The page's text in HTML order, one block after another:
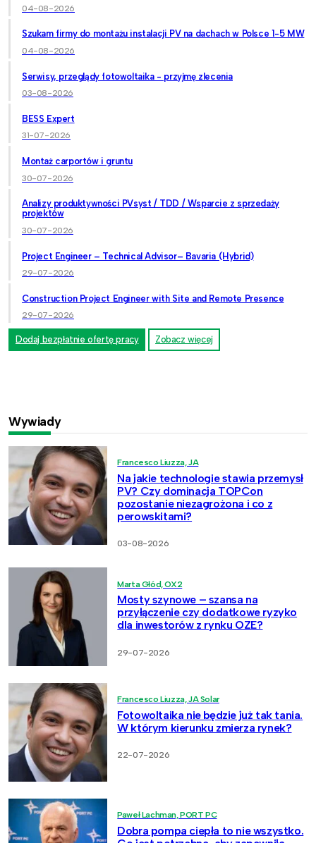
04-08-2026
Szukam firmy do montażu instalacji PV na dachach w Polsce 1-5 MW
04-08-2026
Serwisy, przeglądy fotowoltaika - przyjmę zlecenia
03-08-2026
BESS Expert
31-07-2026
Montaż carportów i gruntu
30-07-2026
Analizy produktywności PVsyst / TDD / Wsparcie z sprzedaży
projektów
30-07-2026
Project Engineer – Technical Advisor– Bavaria (Hybrid)
29-07-2026
Construction Project Engineer with Site and Remote Presence
29-07-2026
Dodaj bezpłatnie ofertę pracy Zobacz więcej
Wywiady
Francesco Liuzza, JA
Na jakie technologie stawia przemysł
PV? Czy dominacja TOPCon
pozostanie niezagrożona i co z
perowskitami?
03-08-2026
Marta Głód, OX2
Mosty szynowe – szansa na
przyłączenie czy dodatkowe ryzyko
dla inwestorów z rynku OZE?
29-07-2026
Francesco Liuzza, JA Solar
Fotowoltaika nie będzie już tak tania.
W którym kierunku zmierza rynek?
22-07-2026
Paweł Lachman, PORT PC
Dobra pompa ciepła to nie wszystko.